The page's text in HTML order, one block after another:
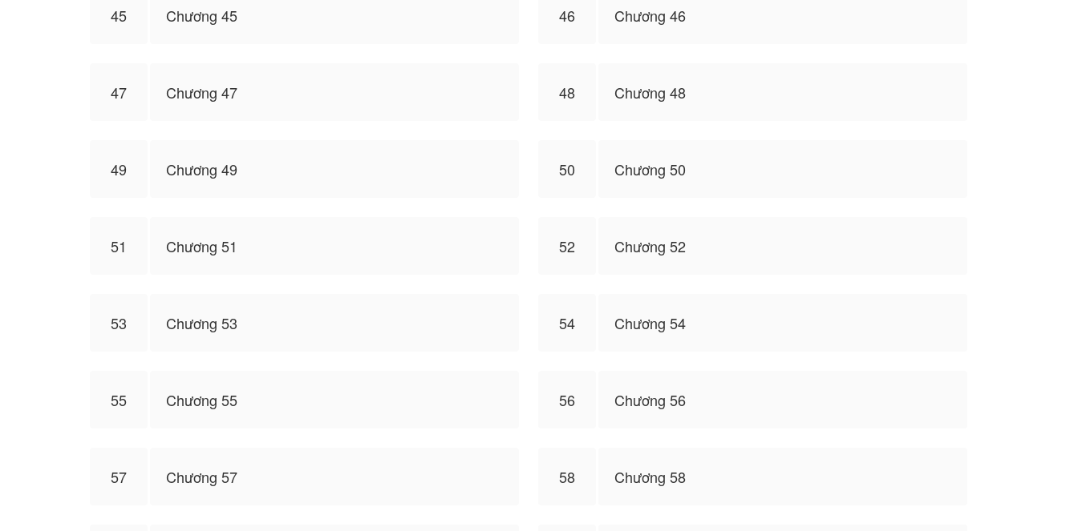
45 Chương 45 46 Chương 46
47 Chương 47 48 Chương 48
49 Chương 49 50 Chương 50
51 Chương 51 52 Chương 52
53 Chương 53 54 Chương 54
55 Chương 55 56 Chương 56
57 Chương 57 58 Chương 58